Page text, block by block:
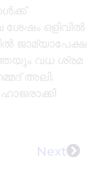
ഒളിവിൽ
ജാമ്യാപേക്ഷ
വധ ശ്രമ
അലി.
Next